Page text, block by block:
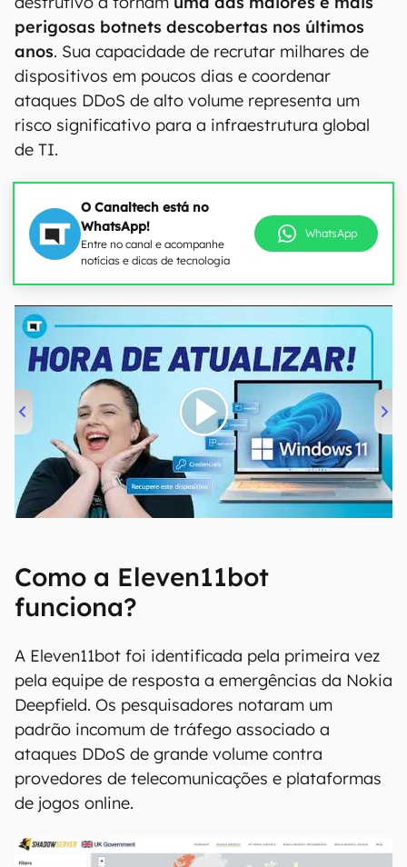
perigosas botnets descobertas nos últimos
anos. Sua capacidade de recrutar milhares de
dispositivos em poucos dias e coordenar
ataques DDoS de alto volume representa um
risco significativo para a infraestrutura global
de TI.
O Canaltech está no
WhatsApp!
Entre no canal e acompanhe
notícias e dicas de tecnologia
WhatsApp
00:00 04:52
Como a Eleven11bot
funciona?
A Eleven11bot foi identificada pela primeira vez
pela equipe de resposta a emergências da Nokia
Deepfield. Os pesquisadores notaram um
padrão incomum de tráfego associado a
ataques DDoS de grande volume contra
provedores de telecomunicações e plataformas
de jogos online.